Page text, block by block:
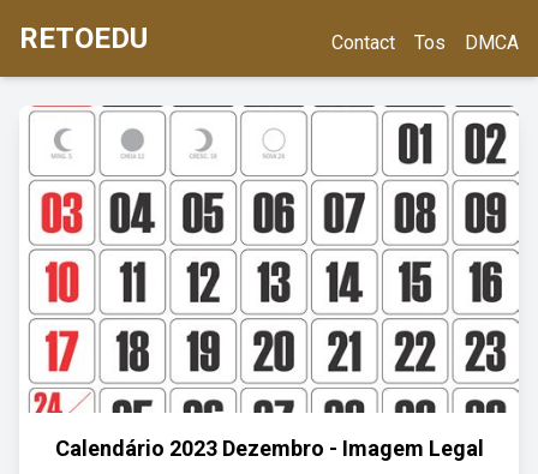
RETOEDU Contact Tos DMCA
Calendário 2023 Dezembro - Imagem Legal